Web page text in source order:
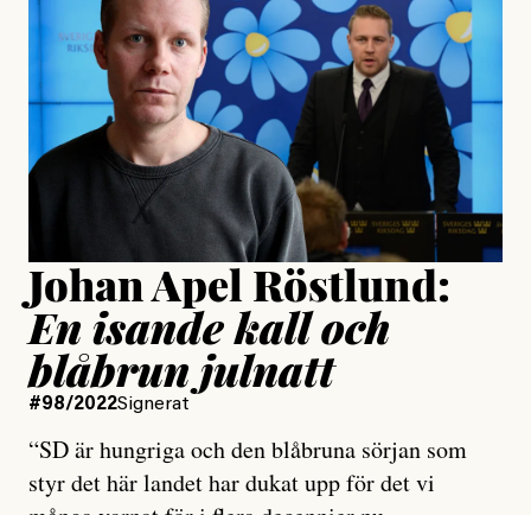
Johan Apel Röstlund:
En isande kall och
blåbrun julnatt
#98/2022Signerat
“SD är hungriga och den blåbruna sörjan som
styr det här landet har dukat upp för det vi